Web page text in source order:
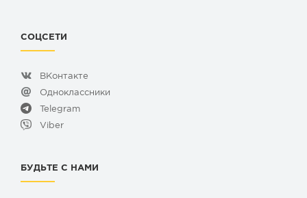
СОЦСЕТИ
ВКонтакте
Одноклассники
Telegram
Viber
БУДЬТЕ С НАМИ